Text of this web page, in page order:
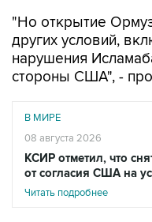
"Но открытие
других условий,
нарушения
стороны США", -
В МИРЕ
08 августа 2026
КСИР отметил, что
от согласия США на
Читать подробнее